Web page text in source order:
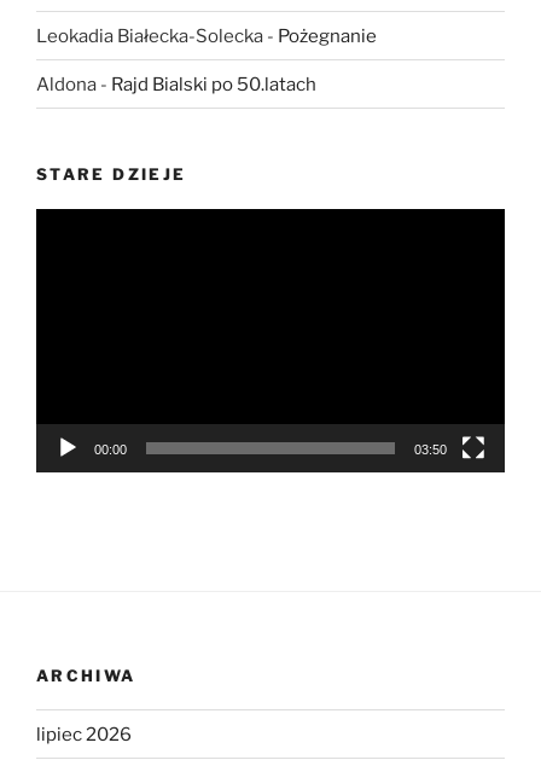
Leokadia Białecka-Solecka - Pożegnanie
Aldona - Rajd Bialski po 50.latach
STARE DZIEJE
00:00 03:50
ARCHIWA
lipiec 2026